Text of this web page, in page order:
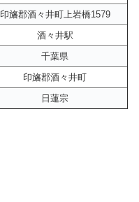
印旛郡酒々井町上岩橋1579
酒々井駅
千葉県
印旛郡酒々井町
日蓮宗